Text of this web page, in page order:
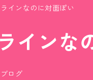
インなのに対面ぽい
インな
ブログ